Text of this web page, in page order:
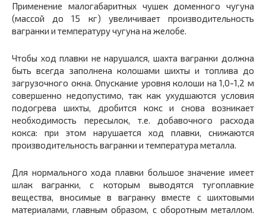
Применение малогабаритных чушек доменного чугуна
(массой до 15 кг) увеличивает производительность
вагранки и температуру чугуна на желобе.
Чтобы ход плавки не нарушался, шахта вагранки должна
быть всегда заполнена колошами шихты и топлива до
загрузочного окна. Опускание уровня колоши на 1,0-1,2 м
совершенно недопустимо, так как ухудшаются условия
подогрева шихты, дробится кокс и снова возникает
необходимость пересылок, т.е. добавочного расхода
кокса: при этом нарушается ход плавки, снижаются
производительность вагранки и температура металла.
Для нормального хода плавки большое значение имеет
шлак вагранки, с которым выводятся тугоплавкие
вещества, вносимые в вагранку вместе с шихтовыми
материалами, главным образом, с оборотным металлом.